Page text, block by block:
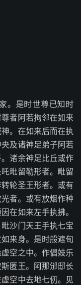
。是时世尊已知时
者阿若拘邻在如来
。在如来后而在执
及诸神足弟子阿若
诸余神足比丘或作
毗留勒形者。毗留
轮圣王形者。或有
者。或有放烟作种
在如来左手执拂。
沙门天王手执七宝
来身。是时般遮旬
空之中。作倡妓乐
匿王。阿那邠邸长
空中去地七仞。见